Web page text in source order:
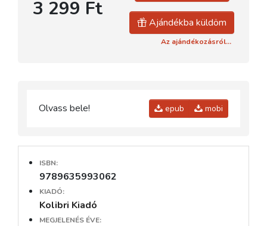
3 299 Ft
Ajándékba küldöm
Az ajándékozásról...
Olvass bele! epub mobi
ISBN:
9789635993062
KIADÓ:
Kolibri Kiadó
MEGJELENÉS ÉVE: